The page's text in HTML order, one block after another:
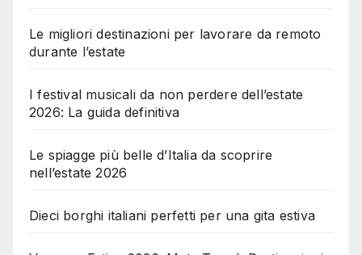
Le migliori destinazioni per lavorare da remoto
durante l’estate
I festival musicali da non perdere dell’estate
2026: La guida definitiva
Le spiagge più belle d’Italia da scoprire
nell’estate 2026
Dieci borghi italiani perfetti per una gita estiva